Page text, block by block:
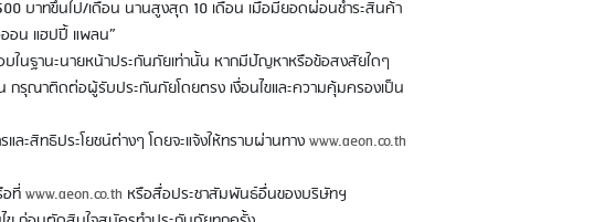
บาทขึ้นไป/เดือน นานสูงสุด 10 เดือน เมื่อมียอดผ่อนชำระสินค้า
อน แฮปปี้ แพลน”
ในฐานะนายหน้าประกันภัยเท่านั้น หากมีปัญหาหรือข้อสงสัยใดๆ
กรุณาติดต่อผู้รับประกันภัยโดยตรง เงื่อนไขและความคุ้มครองเป็น
ะสิทธิประโยชน์ต่างๆ โดยจะแจ้งให้ทราบผ่านทางwww.aeon.co.th
อที่www.aeon.co.th หรือสื่อประชาสัมพันธ์อื่นของบริษัทฯ